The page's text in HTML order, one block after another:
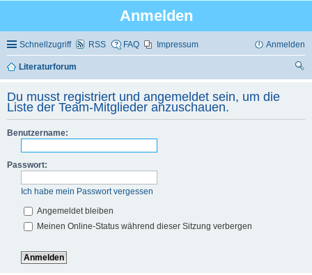
Anmelden
Schnellzugriff RSS FAQ Impressum Anmelden
Literaturforum
Du musst registriert und angemeldet sein, um die
Liste der Team-Mitglieder anzuschauen.
Benutzername:
Passwort:
Ich habe mein Passwort vergessen
Angemeldet bleiben
Meinen Online-Status während dieser Sitzung verbergen